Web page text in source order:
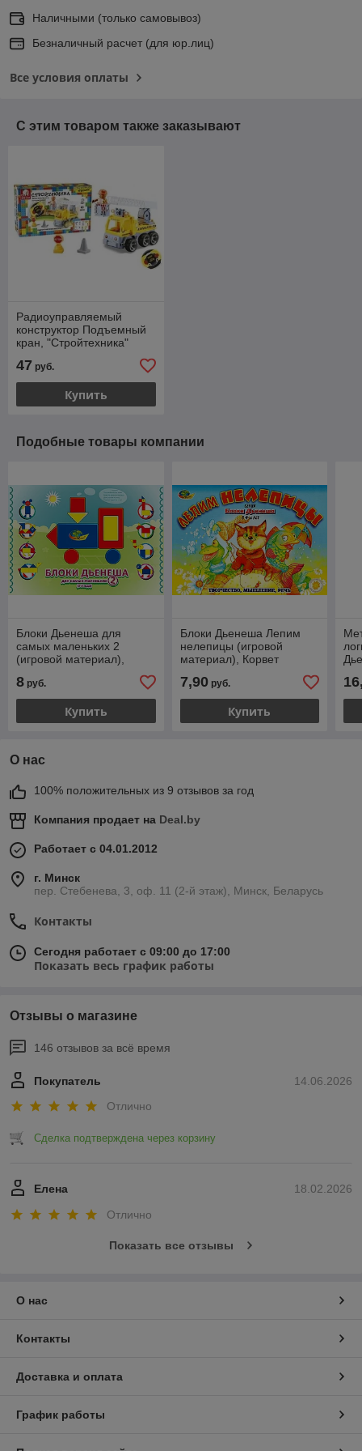
Наличными (только самовывоз)
Безналичный расчет (для юр.лиц)
Все условия оплаты
С этим товаром также заказывают
Радиоуправляемый
конструктор Подъемный
кран, "Стройтехника"
47 руб.
Купить
Подобные товары компании
Блоки Дьенеша для
самых маленьких 2
(игровой материал),
8 руб.
Купить
Блоки Дьенеша Лепим
нелепицы (игровой
материал), Корвет
7,90руб.
Купить
О нас
100% положительных из 9 отзывов за год
Компания продает на Deal.by
Работает с 04.01.2012
г. Минск
пер. Стебенева, 3, оф. 11 (2-й этаж), Минск, Беларусь
Контакты
Сегодня работает с 09:00 до 17:00
Показать весь график работы
Отзывы о магазине
146 отзывов за всё время
14.06.2026
Покупатель
Отлично
Сделка подтверждена через корзину
18.02.2026
Елена
Отлично
Показать все отзывы
О нас
Контакты
Доставка и оплата
График работы